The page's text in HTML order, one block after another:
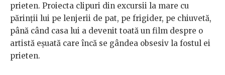
prieten. Proiecta clipuri din excursii la mare cu
părinții lui pe lenjerii de pat, pe frigider, pe chiuvetă,
până când casa lui a devenit toată un film despre o
artistă eșuată care încă se gândea obsesiv la fostul ei
prieten.